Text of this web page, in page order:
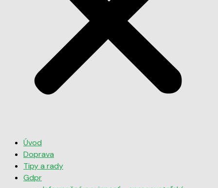
Úvod
Doprava
Tipy a rady
Gdpr